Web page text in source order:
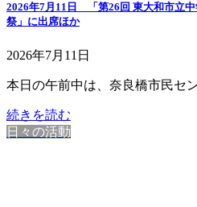
2026年7月11日 「第26回 東大和市立
祭」に出席ほか
2026年7月11日
本日の午前中は、奈良橋市民セ
続きを読む
日々の活動